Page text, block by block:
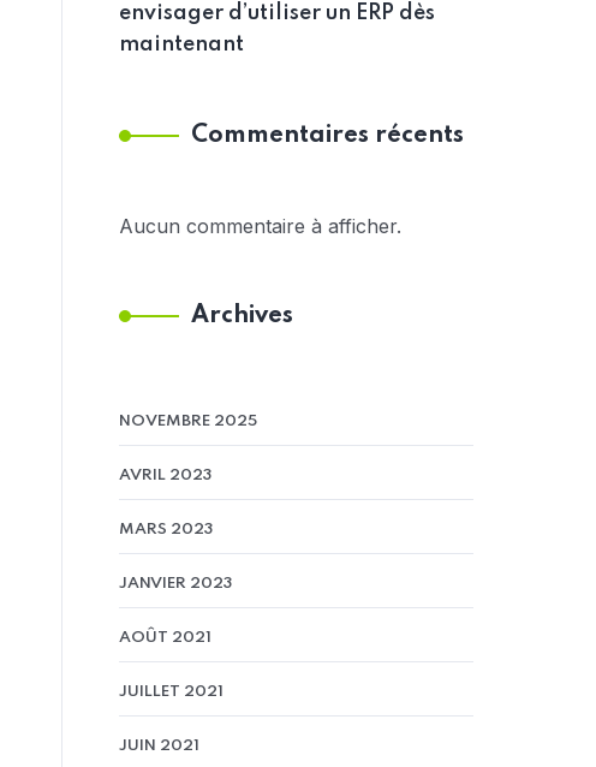
envisager d’utiliser un ERP dès
maintenant
Commentaires récents
Aucun commentaire à afficher.
Archives
NOVEMBRE 2025
AVRIL 2023
MARS 2023
JANVIER 2023
AOÛT 2021
JUILLET 2021
JUIN 2021